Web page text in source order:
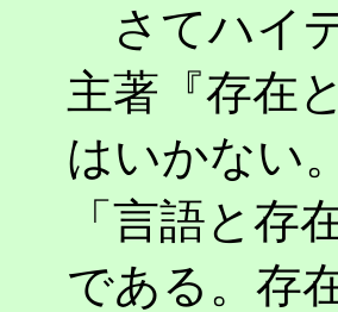
さてハイ
主著『存在
はいかない
「言語と存
である。存